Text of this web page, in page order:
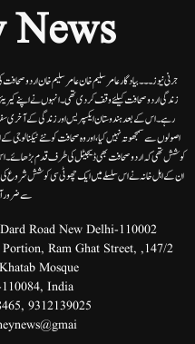
News
جرنی نیوز۔۔۔بیاد گار عامر سلیم خان عامر سلیم خان
زندگی اردوصحافت کیلئے وقف کردی تھی۔انہوں نے اپنے
رہے۔ اس کے بعد ہندوستان ایکسپریس اور زندگی کے آخری
اصولوں سے سمجھوتہ نہیں کیا، اور وہ صحافت کو نئے
کوشش تھی کہ اردو صحافت بھی ڈیجیٹل کی طرف قدم
ان کے اہل خانہ نے اس سلسلے میں ایک چھوٹی سی کوشش شروع کی
سے ضرور
Road New Delhi-110002.
Portion, Ram Ghat Street,
Mosque,
India
, 9312139025